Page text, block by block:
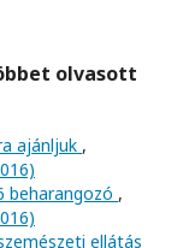
olvasott
ajánljuk ,
beharangozó ,
ellátás